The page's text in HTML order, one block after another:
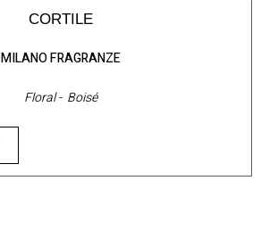
CORTILE
MILANO FRAGRANZE
Floral - Boisé